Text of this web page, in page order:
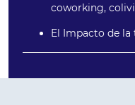
coworking,
El Impacto de